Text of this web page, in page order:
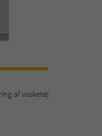
af vasketøj